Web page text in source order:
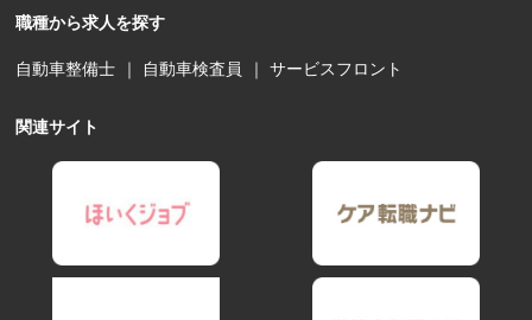
職種から求人を探す
自動車整備士 ｜ 自動車検査員 ｜サービスフロント
関連サイト